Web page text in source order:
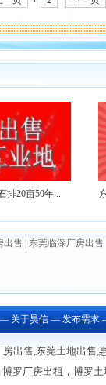
排20亩50年...
出售 东莞临深厂房出售
— 关于昊信— 发布需求
出售,东莞土地出售,
罗厂房出租，博罗